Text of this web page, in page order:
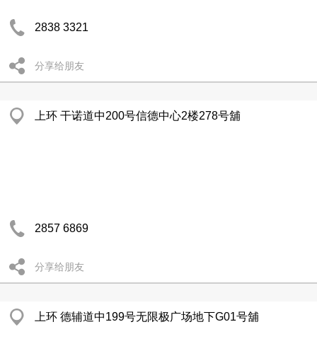
2838 3321
分享给朋友
上环 干诺道中200号信德中心2楼278号舖
2857 6869
分享给朋友
上环 德辅道中199号无限极广场地下G01号舖